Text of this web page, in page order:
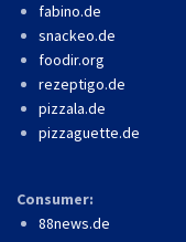
fabino.de
snackeo.de
foodir.org
rezeptigo.de
pizzala.de
pizzaguette.de
Consumer:
88news.de